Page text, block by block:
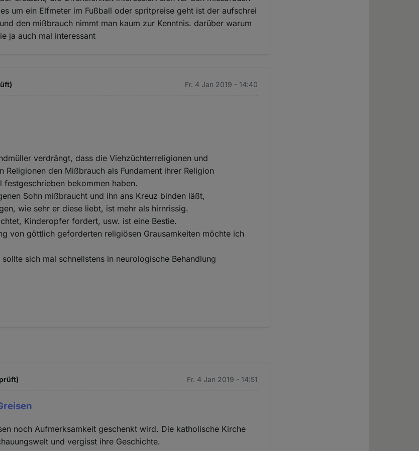
um ein Elfmeter im Fußball oder spritpreise geht ist der aufschrei
den mißbrauch nimmt man kaum zur Kenntnis. darüber warum
ja auch mal interessant
Fr. 4 Jan 2019 - 14:40
verdrängt, dass die Viehzüchterreligionen und
Religionen den Mißbrauch als Fundament ihrer Religion
bekommen haben.
Sohn mißbraucht und ihn ans Kreuz binden läßt,
wie sehr er diese liebt, ist mehr als hirnrissig.
Kinderopfer fordert, usw. ist eine Bestie.
von göttlich geforderten religiösen Grausamkeiten möchte ich
sich mal schnellstens in neurologische Behandlung
Fr. 4 Jan 2019 - 14:51
noch Aufmerksamkeit geschenkt wird. Die katholische Kirche
und vergisst ihre Geschichte.